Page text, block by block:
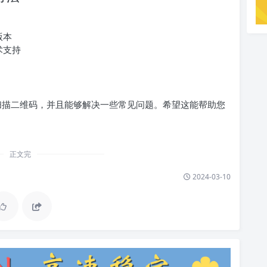
本
支持
二维码，并且能够解决一些常见问题。希望这能帮助您
正文完
2024-03-10